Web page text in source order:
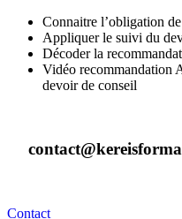
Connaitre l’obligation
Appliquer le suivi du
Décoder la
Vidéo recommandation
devoir de conseil
Contact